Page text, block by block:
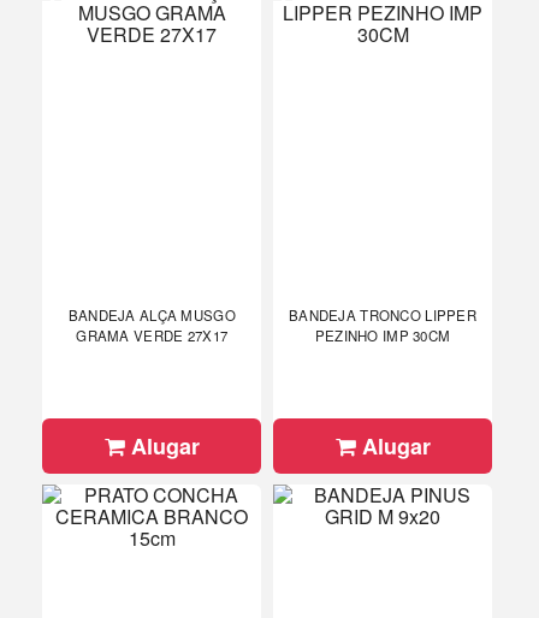
BANDEJA ALÇA MUSGO
GRAMA VERDE 27X17
Alugar
BANDEJA TRONCO LIPPER
PEZINHO IMP 30CM
Alugar